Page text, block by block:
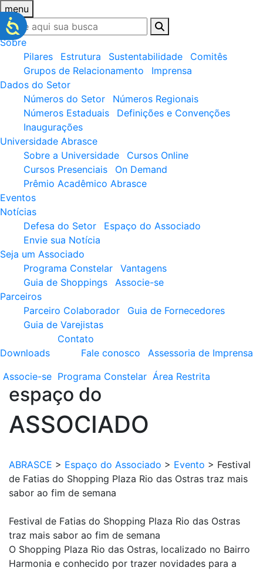
menu
Sobre
Pilares
Estrutura Sustentabilidade
Comitês
Grupos de Relacionamento
Imprensa
Dados do Setor
Números do Setor
Números Regionais
Números Estaduais
Definições e Convenções
Inaugurações
Universidade Abrasce
Sobre a Universidade
Cursos Online
Cursos Presenciais
On Demand
Prêmio Acadêmico Abrasce
Eventos
Notícias
Defesa do Setor
Espaço do Associado
Envie sua Notícia
Seja um Associado
Programa Constelar
Vantagens
Guia de Shoppings
Associe-se
Parceiros
Parceiro Colaborador
Guia de Fornecedores
Guia de Varejistas
Downloads
Contato
Fale conosco
Assessoria de Imprensa
Associe-se Programa Constelar Área Restrita
espaço do
ASSOCIADO
ABRASCE > Espaço do Associado > Evento > Festival
de Fatias do Shopping Plaza Rio das Ostras traz mais
sabor ao fim de semana
Festival de Fatias do Shopping Plaza Rio das Ostras
traz mais sabor ao fim de semana
O Shopping Plaza Rio das Ostras, localizado no Bairro
Harmonia e conhecido por trazer novidades para a